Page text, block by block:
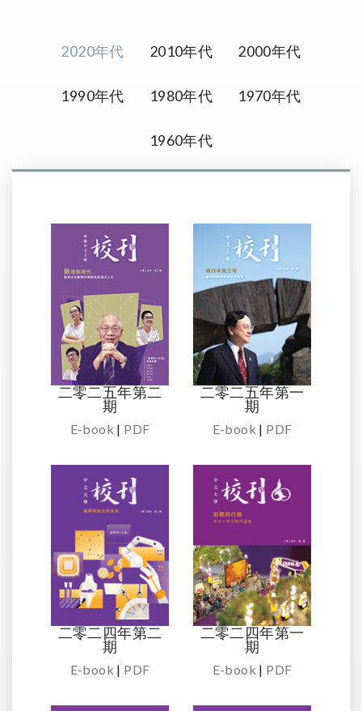
2020年代 2010年代 2000年代
1990年代 1980年代 1970年代
1960年代
二零二五年第二
期
E-book | PDF
二零二五年第一
期
E-book | PDF
二零二四年第二
期
E-book | PDF
二零二四年第一
期
E-book | PDF